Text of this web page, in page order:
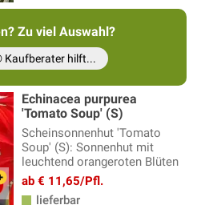
(14)
- Teucrium(3)
(5)
(4)
(3)
Zu viel Auswahl?
Kaufberater hilft...
Echinacea purpurea
'Tomato Soup' (S)
Scheinsonnenhut 'Tomato
Soup' (S): Sonnenhut mit
leuchtend orangeroten Blüten
ab € 11,65/Pfl.
lieferbar